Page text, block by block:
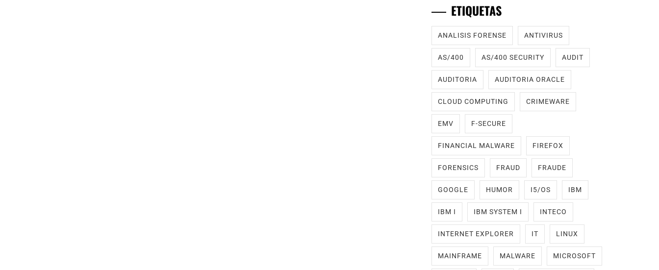
ETIQUETAS
ANALISIS FORENSE ANTIVIRUS
AS/400 AS/400 SECURITY AUDIT
AUDITORIA AUDITORIA ORACLE
CLOUD COMPUTING CRIMEWARE
EMV F-SECURE
FINANCIAL MALWARE FIREFOX
FORENSICS FRAUD FRAUDE
GOOGLE HUMOR I5/OS IBM
IBM I IBM SYSTEM I INTECO
INTERNET EXPLORER IT LINUX
MAINFRAME MALWARE MICROSOFT